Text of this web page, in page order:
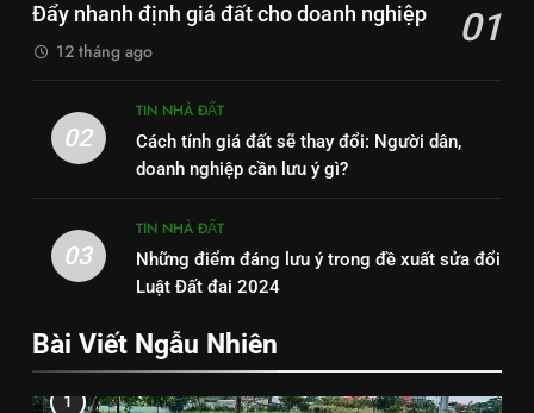
Đẩy nhanh định giá đất cho doanh nghiệp 01
12 tháng ago
02
TIN NHÀ ĐẤT
Cách tính giá đất sẽ thay đổi: Người dân,
doanh nghiệp cần lưu ý gì?
03
TIN NHÀ ĐẤT
Những điểm đáng lưu ý trong đề xuất sửa đổi
Luật Đất đai 2024
Bài Viết Ngẫu Nhiên
1